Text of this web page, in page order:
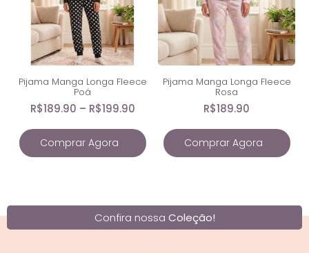
Pijama Manga Longa Fleece
Poá
R$189.90 – R$199.90
Comprar Agora
Pijama Manga Longa Fleece
Rosa
R$189.90
Comprar Agora
Confira nossa Coleção!